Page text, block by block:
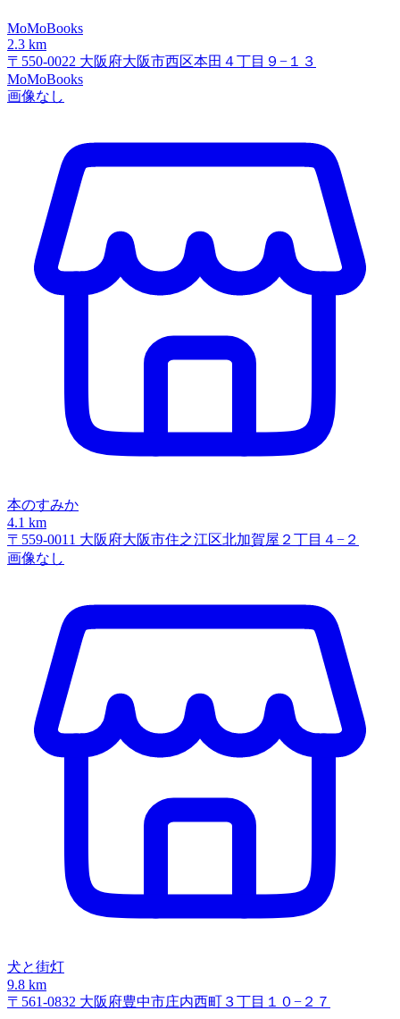
MoMoBooks
2.3 km
〒550-0022 大阪府大阪市西区本田４丁目９−１３
MoMoBooks
画像なし
本のすみか
4.1 km
〒559-0011 大阪府大阪市住之江区北加賀屋２丁目４−２
画像なし
犬と街灯
9.8 km
〒561-0832 大阪府豊中市庄内西町３丁目１０−２７